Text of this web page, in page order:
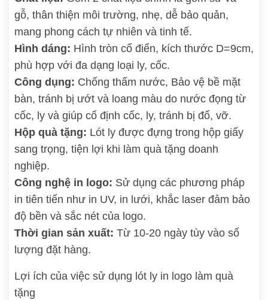
gỗ, thân thiện môi trường, nhẹ, dễ bảo quản,
mang phong cách tự nhiên và tinh tế.
Hình dáng: Hình tròn cổ điển, kích thước D=9cm,
phù hợp với đa dạng loại ly, cốc.
Công dụng: Chống thấm nước, Bảo vệ bề mặt
bàn, tránh bị ướt và loang màu do nước đọng từ
cốc, ly và giúp cố định cốc, ly, tránh bị đổ, vỡ.
Hộp quà tặng: Lót ly được đựng trong hộp giấy
sang trọng, tiện lợi khi làm quà tặng doanh
nghiệp.
Công nghệ in logo: Sử dụng các phương pháp
in tiên tiến như in UV, in lưới, khắc laser đảm bảo
độ bền và sắc nét của logo.
Thời gian sản xuất: Từ 10-20 ngày tùy vào số
lượng đặt hàng.
Lợi ích của việc sử dụng lót ly in logo làm quà
tặng